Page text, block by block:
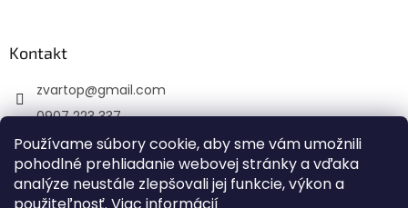
Používame súbory cookie, aby sme vám umožnili
pohodlné prehliadanie webovej stránky a vďaka
analýze neustále zlepšovali jej funkcie, výkon a
Kontakt
zvartop@gmail.com
0907 223 337
Sledujte nás na Facebooku
zvartop_s.r.o